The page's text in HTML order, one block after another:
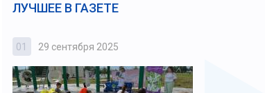
ЛУЧШЕЕ В ГАЗЕТЕ
01 29 сентября 2025